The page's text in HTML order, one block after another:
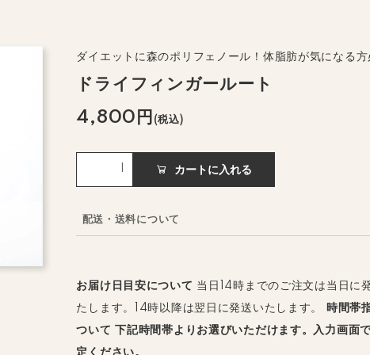
ダイエットに森のポリフェノール！体脂肪が気になる
ドライフィンガールート
4,800円 (税込)
カートに入れる
配送・送料について
お届け日目安について 当日14時までのご注文は当日に
たします。14時以降は翌日に発送いたします。
時間帯
ついて 下記時間帯よりお選びいただけます。入力画面